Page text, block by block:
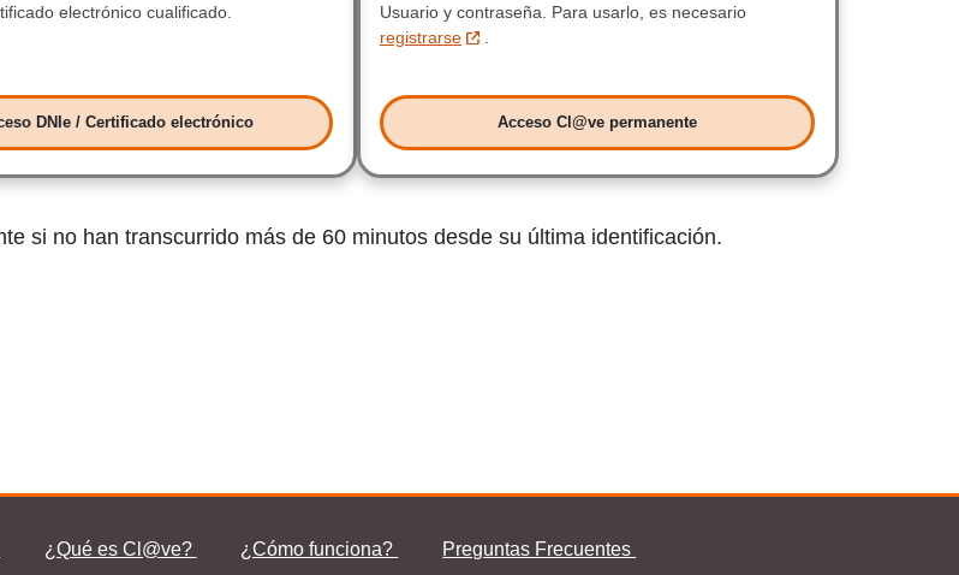
electrónico cualificado. Cualquier certificado electrónico cualificado.
DNIe / Certificado electrónico
Acceso DNIe / Certificado electrónico
Usuario y contraseña. Usuario y contraseña.
Para usarlo, es necesario
registrarse
Acceso Cl@ve permanente
Acceso Clave permanente
si no han transcurrido más de 60 minutos desde su última identificación.
¿Qué es Cl@ve? ¿Qué es Cl@ve?
¿Cómo funciona? Preguntas Frecuentes